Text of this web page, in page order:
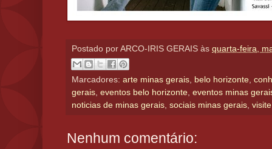
Postado por ARCO-IRIS GERAIS às quarta-feira,
Marcadores: arte minas gerais belo horizonte
gerais eventos belo horizonte eventos minas
noticias de minas gerais sociais minas gerais
Nenhum comentário: